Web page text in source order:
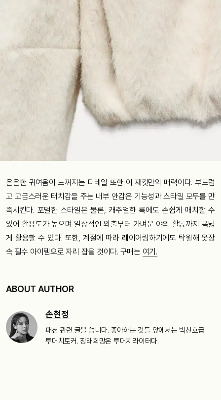
은은한 귀여움이 느껴지는 디테일 또한 이 재킷만의 매력이다. 부드럽
고 고급스러운 터치감을 주는 내부 안감은 기능성과 스타일 모두를 만
족시킨다. 포멀한 스타일은 물론, 캐주얼한 룩에도 손쉽게 매치할 수
있어 활용도가 높으며 일상적인 외출부터 가벼운 야외 활동까지 폭넓
게 활용할 수 있다. 또한, 계절에 따라 레이어링하기에도 탁월해 옷장
속 필수 아이템으로 자리 잡을 것이다. 구매는 여기.
ABOUT AUTHOR
손현정
패션 관련 글을 씁니다. 좋아하는 것들 앞에서는 박찬호급
투머치토커. 장래희망은 투머치라이터다.